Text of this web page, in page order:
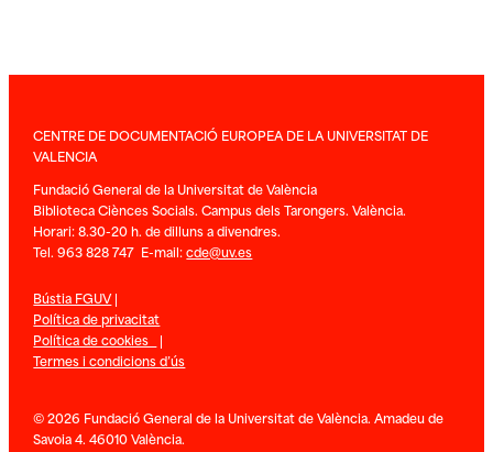
CENTRE DE DOCUMENTACIÓ EUROPEA DE LA UNIVERSITAT DE
VALENCIA
Fundació General de la Universitat de València
Biblioteca Ciènces Socials. Campus dels Tarongers. València.
Horari: 8.30-20 h. de dilluns a divendres.
Tel. 963 828 747 E-mail:cde@uv.es
Bústia FGUV|
Política de privacitat
Política de cookies |
Termes i condicions d’ús
© 2026 Fundació General de la Universitat de València. Amadeu de
Savoia 4. 46010 València.